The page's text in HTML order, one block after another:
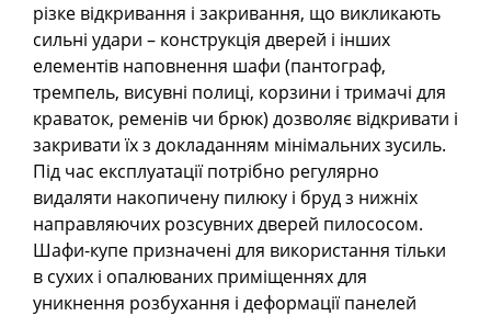
різке відкривання і закривання, що викликають
сильні удари – конструкція дверей і інших
елементів наповнення шафи (пантограф,
тремпель, висувні полиці, корзини і тримачі для
краваток, ременів чи брюк) дозволяє відкривати і
закривати їх з докладанням мінімальних зусиль.
Під час експлуатації потрібно регулярно
видаляти накопичену пилюку і бруд з нижніх
направляючих розсувних дверей пилососом.
Шафи-купе призначені для використання тільки
в сухих і опалюваних приміщеннях для
уникнення розбухання і деформації панелей